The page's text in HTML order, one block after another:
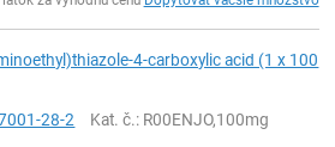
4-carboxylic acid (1 x 100
28-2 Kat. č.: R00ENJO,100mg